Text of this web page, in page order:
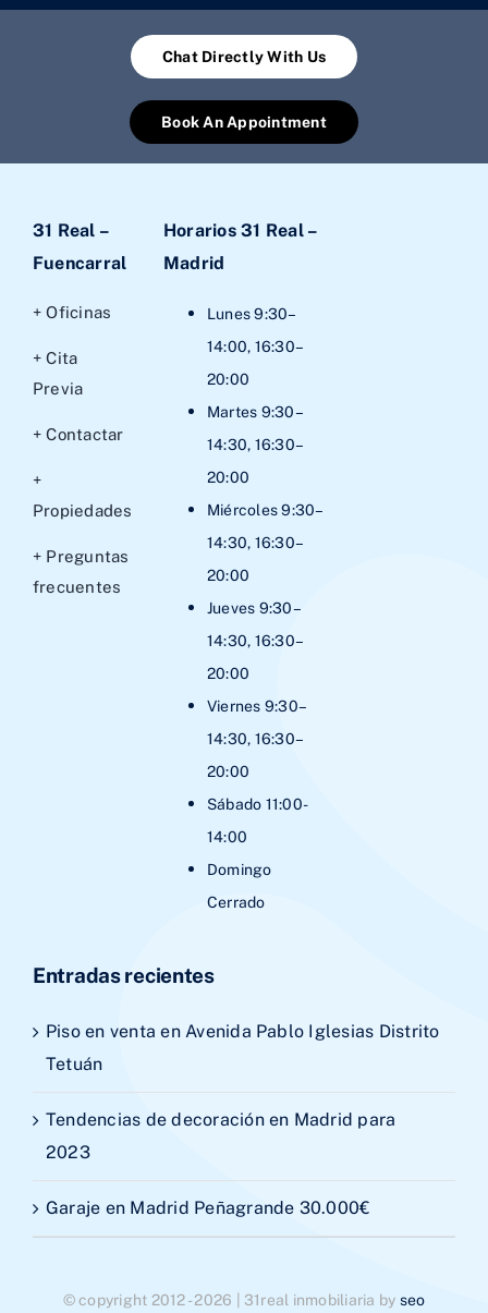
Chat Directly With Us
Book An Appointment
31 Real –
Fuencarral
+ Oficinas
+ Cita
Previa
+ Contactar
+
Propiedades
+ Preguntas
frecuentes
Horarios 31 Real –
Madrid
Lunes 9:30–
14:00, 16:30–
20:00
Martes 9:30–
14:30, 16:30–
20:00
Miércoles 9:30–
14:30, 16:30–
20:00
Jueves 9:30–
14:30, 16:30–
20:00
Viernes 9:30–
14:30, 16:30–
20:00
Sábado 11:00-
14:00
Domingo
Cerrado
Entradas recientes
Piso en venta en Avenida Pablo Iglesias Distrito
Tetuán
Tendencias de decoración en Madrid para
2023
Garaje en Madrid Peñagrande 30.000€
© copyright 2012 - 2026 | 31real inmobiliaria by seo